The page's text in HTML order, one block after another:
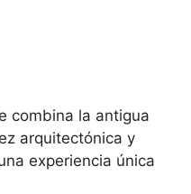
combina la antigua
arquitectónica y
experiencia única